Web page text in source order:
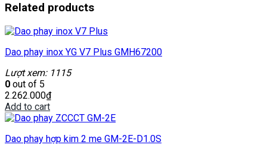
Related products
Dao phay inox YG V7 Plus GMH67200
Lượt xem: 1115
0 out of 5
2.262.000₫
Add to cart
Dao phay hợp kim 2 me GM-2E-D1.0S